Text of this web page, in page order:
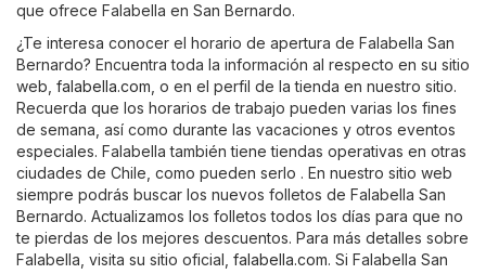
que ofrece Falabella en San Bernardo.
¿Te interesa conocer el horario de apertura de Falabella San
Bernardo? Encuentra toda la información al respecto en su sitio
web, falabella.com , o en el perfil de la tienda en nuestro sitio.
Recuerda que los horarios de trabajo pueden varias los fines
de semana, así como durante las vacaciones y otros eventos
especiales. Falabella también tiene tiendas operativas en otras
ciudades de Chile, como pueden serlo . En nuestro sitio web
siempre podrás buscar los nuevos folletos de Falabella San
Bernardo. Actualizamos los folletos todos los días para que no
te pierdas de los mejores descuentos. Para más detalles sobre
Falabella, visita su sitio oficial, falabella.com. Si Falabella San